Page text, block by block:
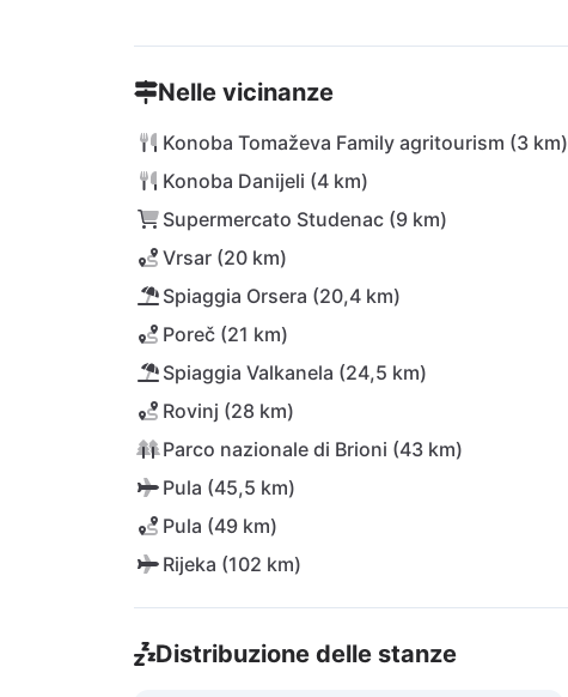
Nelle vicinanze
Konoba Tomaževa Family agritourism (3 km)
Konoba Danijeli (4 km)
Supermercato Studenac (9 km)
Vrsar (20 km)
Spiaggia Orsera (20,4 km)
Poreč (21 km)
Spiaggia Valkanela (24,5 km)
Rovinj (28 km)
Parco nazionale di Brioni (43 km)
Pula (45,5 km)
Pula (49 km)
Rijeka (102 km)
Distribuzione delle stanze